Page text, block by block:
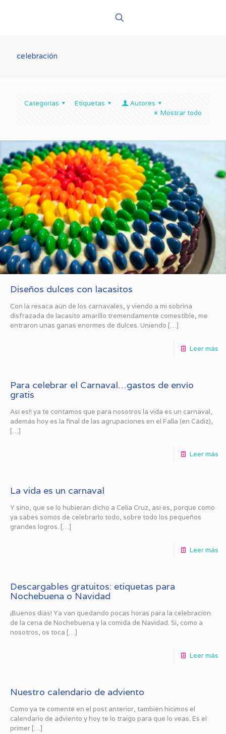
celebración
Categorías Etiquetas
Autores
Mostrar todo
Diseños dulces con lacasitos
Con la resaca aún de los carnavales, y viendo a mi sobrina
disfrazada de lacasito amarillo tremendamente comestible, me
entraron unas ganas enormes de dulces. Uniendo […]
Leer más
Para celebrar el Carnaval…gastos de envío
gratis
Así es!! ya te contamos que para nosotros la vida es un carnaval,
además hoy es la final de las agrupaciones en el Falla (en Cádiz),
[…]
Leer más
La vida es un carnaval
Y sino, que se lo hubieran dicho a Celia Cruz, así es, porque como
ya sabes somos de celebrarlo todo, sobre todo los pequeños
grandes logros. […]
Leer más
Descargables gratuitos: etiquetas para
Nochebuena o Navidad
¡Buenos días! Ya van quedando pocas horas para la celebración
de la cena de Nochebuena y la comida de Navidad. Si, como a
nosotros, os toca […]
Leer más
Nuestro calendario de adviento
Como ya te comenté en el post anterior, también hicimos el
calendario de adviento y hoy te lo traigo para que lo veas. Es el
primer […]